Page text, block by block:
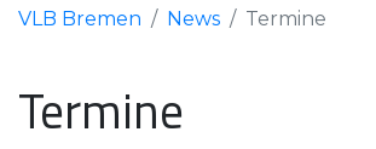
VLB Bremen News Termine
Termine